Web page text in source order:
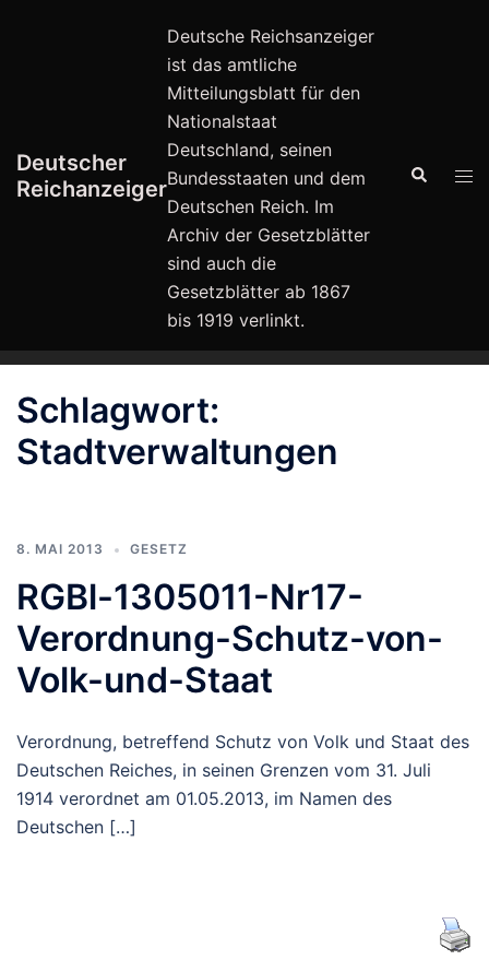
Deutscher
Reichanzeiger
Deutsche Reichsanzeiger
ist das amtliche
Mitteilungsblatt für den
Nationalstaat
Deutschland, seinen
Bundesstaaten und dem
Deutschen Reich. Im
Archiv der Gesetzblätter
sind auch die
Gesetzblätter ab 1867
bis 1919 verlinkt.
Suche
Schlagwort:
Stadtverwaltungen
8. MAI 2013 GESETZ
RGBl-1305011-Nr17-
Verordnung-Schutz-von-
Volk-und-Staat
Verordnung, betreffend Schutz von Volk und Staat des
Deutschen Reiches, in seinen Grenzen vom 31. Juli
1914 verordnet am 01.05.2013, im Namen des
Deutschen […]